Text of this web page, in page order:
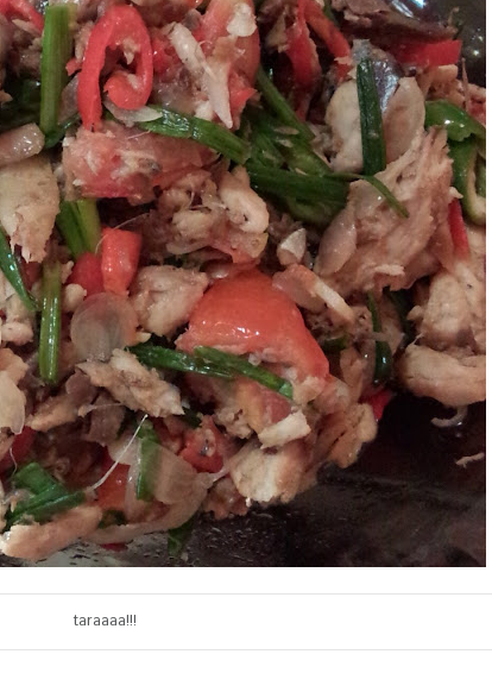
taraaaa!!!